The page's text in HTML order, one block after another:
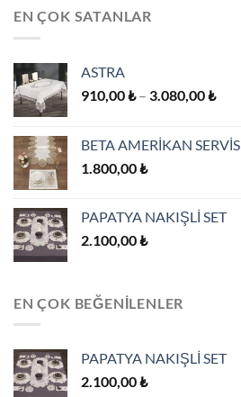
EN ÇOK SATANLAR
ASTRA
910,00₺ – 3.080,00₺Fiyat
-
BETA AMERİKAN SERVİS
1.800,00₺
PAPATYA NAKIŞLİ SET
2.100,00₺
EN ÇOK BEĞENILENLER
PAPATYA NAKIŞLİ SET
2.100,00₺